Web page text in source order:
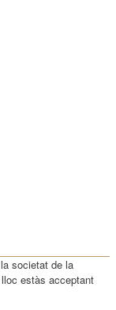
societat de la
estàs acceptant